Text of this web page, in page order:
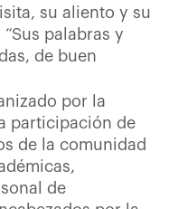
su aliento y su
palabras y
de buen
por la
participación de
de la comunidad
de